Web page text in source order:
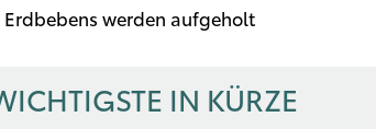
Erdbebens werden aufgeholt
IN KÜRZE